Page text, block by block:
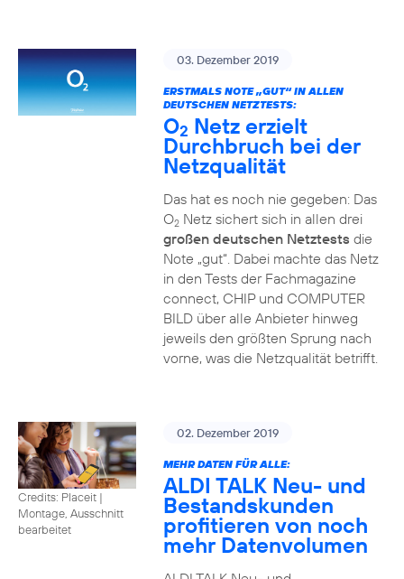
03. Dezember 2019
ERSTMALS NOTE „GUT“ IN ALLEN
DEUTSCHEN NETZTESTS:
O2 Netz erzielt
Durchbruch bei der
Netzqualität
Das hat es noch nie gegeben: Das
O2Netz sichert sich in allen drei
großen deutschen Netztests die
Note „gut“. Dabei machte das Netz
in den Tests der Fachmagazine
connect, CHIP und COMPUTER
BILD über alle Anbieter hinweg
jeweils den größten Sprung nach
vorne, was die Netzqualität betrifft.
Credits: Placeit |
Montage, Ausschnitt
bearbeitet
02. Dezember 2019
MEHR DATEN FÜR ALLE:
ALDI TALK Neu- und
Bestandskunden
profitieren von noch
mehr Datenvolumen